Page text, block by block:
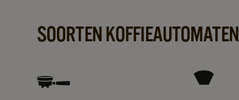
SOORTEN KOFFIEAUTOMATEN